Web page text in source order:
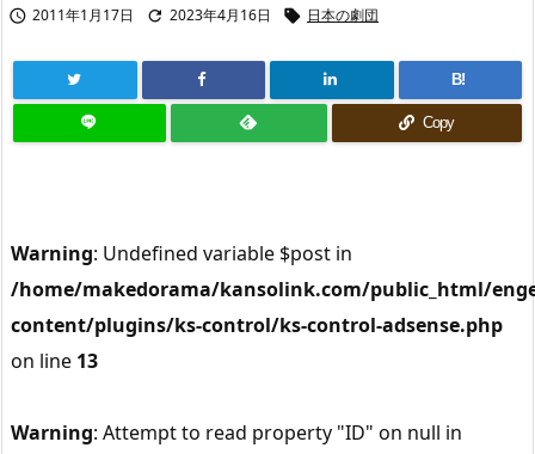
 2011年1月17日  2023年4月16日  日本の劇団
B!
Copy
Warning: Undefined variable $post in
/home/makedorama/kansolink.com/public_html/
content/plugins/ks-control/ks-control-adsense.php
on line 13
Warning: Attempt to read property "ID" on null in